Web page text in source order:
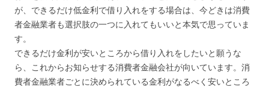
が、できるだけ低金利で借り入れをする場合は、今どきは消費
者金融業者も選択肢の一つに入れてもいいと本気で思っていま
す。
できるだけ金利が安いところから借り入れをしたいと願うな
ら、これからお知らせする消費者金融会社が向いています。消
費者金融業者ごとに決められている金利がなるべく安いところ